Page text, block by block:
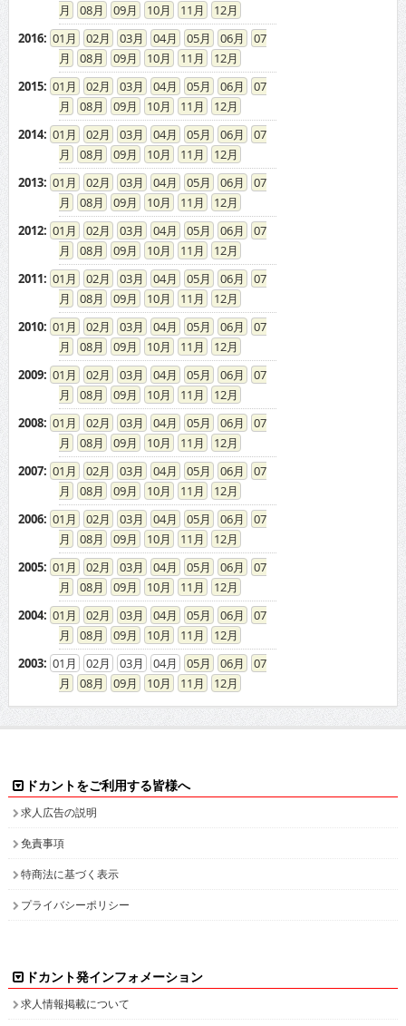
08
09 10 11
12
2016: 01 02 03 04 05 06
07
08
09 10 11
12
2015: 01 02 03 04 05 06
07
08
09 10 11
12
2014: 01 02 03 04 05 06
07
08
09 10 11
12
2013: 01 02 03 04 05 06
07
08
09 10 11
12
2012: 01 02 03 04 05 06
07
08
09 10 11
12
2011: 01 02 03 04 05 06
07
08
09 10 11
12
2010: 01 02 03 04 05 06
07
08
09 10 11
12
2009: 01 02 03 04 05 06
07
08
09 10 11
12
2008: 01 02 03 04 05 06
07
08
09 10 11
12
2007: 01 02 03 04 05 06
07
08
09 10 11
12
2006: 01 02 03 04 05 06
07
08
09 10 11
12
2005: 01 02 03 04 05 06
07
08
09 10 11
12
2004: 01 02 03 04 05 06
07
08
09 10 11
12
2003: 01 02 03 04 05 06
07
08
09 10 11 12
ドカントをご利用する皆様へ
求人広告の説明
免責事項
特商法に基づく表示
プライバシーポリシー
ドカント発インフォメーション
求人情報掲載について